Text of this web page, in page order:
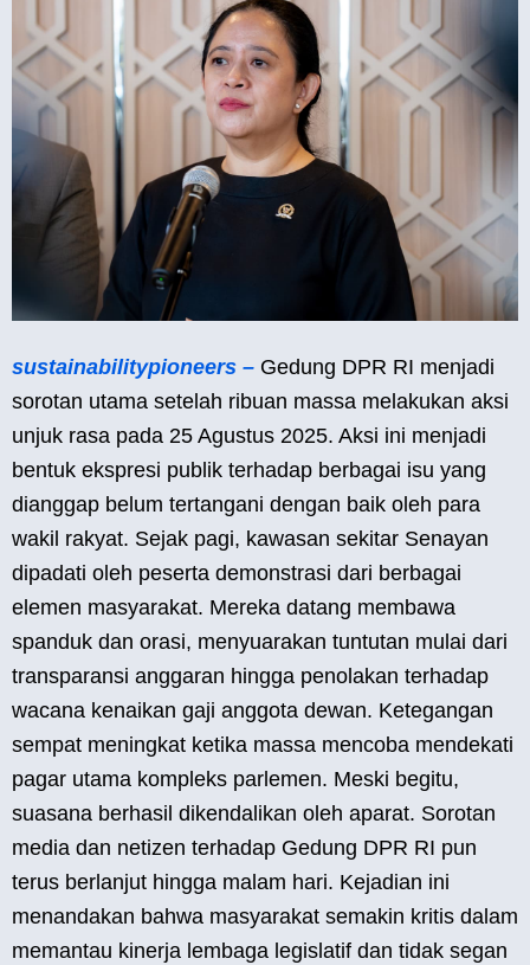
sustainabilitypioneers – Gedung DPR RI menjadi
sorotan utama setelah ribuan massa melakukan aksi
unjuk rasa pada 25 Agustus 2025. Aksi ini menjadi
bentuk ekspresi publik terhadap berbagai isu yang
dianggap belum tertangani dengan baik oleh para
wakil rakyat. Sejak pagi, kawasan sekitar Senayan
dipadati oleh peserta demonstrasi dari berbagai
elemen masyarakat. Mereka datang membawa
spanduk dan orasi, menyuarakan tuntutan mulai dari
transparansi anggaran hingga penolakan terhadap
wacana kenaikan gaji anggota dewan. Ketegangan
sempat meningkat ketika massa mencoba mendekati
pagar utama kompleks parlemen. Meski begitu,
suasana berhasil dikendalikan oleh aparat. Sorotan
media dan netizen terhadap Gedung DPR RI pun
terus berlanjut hingga malam hari. Kejadian ini
menandakan bahwa masyarakat semakin kritis dalam
memantau kinerja lembaga legislatif dan tidak segan